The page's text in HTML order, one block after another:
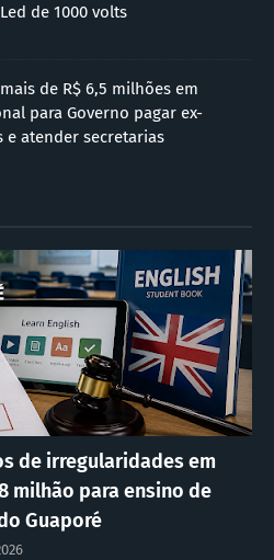
de 1000 volts
de R$ 6,5 milhões em
para Governo pagar ex-
e atender secretarias
de irregularidades em
milhão para ensino de
Guaporé